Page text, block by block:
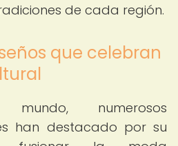
de cada región.
que celebran
numerosos
han destacado por su